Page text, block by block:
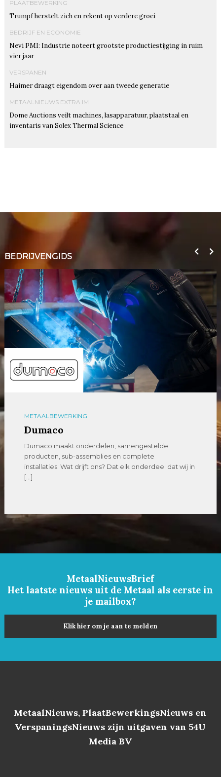
PLAATBEWERKING
Trumpf herstelt zich en rekent op verdere groei
BEDRIJF EN ECONOMIE
Nevi PMI: Industrie noteert grootste productiestijging in ruim
vier jaar
VERSPANEN
Haimer draagt eigendom over aan tweede generatie
METAALNIEUWS EXTRA IM
Dome Auctions veilt machines, lasapparatuur, plaatstaal en
inventaris van Solex Thermal Science
BEDRIJVENGIDS
METAALBEWERKING
Dumaco
Dumaco maakt onderdelen, samengestelde
producten, sub-assemblies en complete
installaties. Wat drijft ons? Dat elk onderdeel dat wij in
[…]
MetaalNieuwsBrief
Het laatste nieuws uit de Metaal als eerste in
je mailbox?
Klik hier om je aan te melden
MetaalNieuws, PlaatBewerkingsNieuws en
VerspaningsNieuws zijn uitgaven van 54U
Media BV